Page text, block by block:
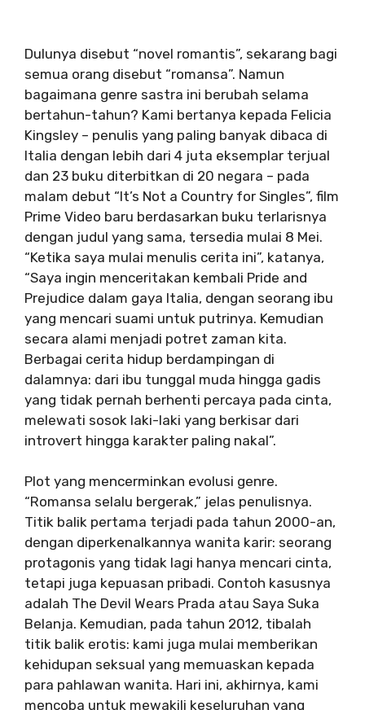
Dulunya disebut “novel romantis”, sekarang bagi
semua orang disebut “romansa”. Namun
bagaimana genre sastra ini berubah selama
bertahun-tahun? Kami bertanya kepada Felicia
Kingsley – penulis yang paling banyak dibaca di
Italia dengan lebih dari 4 juta eksemplar terjual
dan 23 buku diterbitkan di 20 negara – pada
malam debut “It’s Not a Country for Singles”, film
Prime Video baru berdasarkan buku terlarisnya
dengan judul yang sama, tersedia mulai 8 Mei.
“Ketika saya mulai menulis cerita ini”, katanya,
“Saya ingin menceritakan kembali Pride and
Prejudice dalam gaya Italia, dengan seorang ibu
yang mencari suami untuk putrinya. Kemudian
secara alami menjadi potret zaman kita.
Berbagai cerita hidup berdampingan di
dalamnya: dari ibu tunggal muda hingga gadis
yang tidak pernah berhenti percaya pada cinta,
melewati sosok laki-laki yang berkisar dari
introvert hingga karakter paling nakal”.
Plot yang mencerminkan evolusi genre.
“Romansa selalu bergerak,” jelas penulisnya.
Titik balik pertama terjadi pada tahun 2000-an,
dengan diperkenalkannya wanita karir: seorang
protagonis yang tidak lagi hanya mencari cinta,
tetapi juga kepuasan pribadi. Contoh kasusnya
adalah The Devil Wears Prada atau Saya Suka
Belanja. Kemudian, pada tahun 2012, tibalah
titik balik erotis: kami juga mulai memberikan
kehidupan seksual yang memuaskan kepada
para pahlawan wanita. Hari ini, akhirnya, kami
mencoba untuk mewakili keseluruhan yang